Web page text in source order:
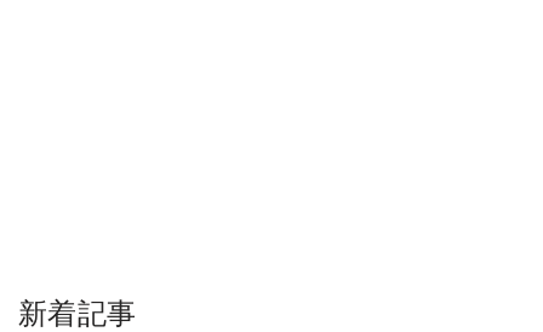
新着記事